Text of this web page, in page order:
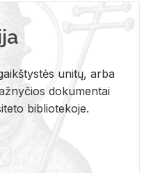
unitų, arba
dokumentai
bibliotekoje.